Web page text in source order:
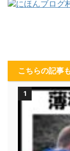
こちらの記事
1